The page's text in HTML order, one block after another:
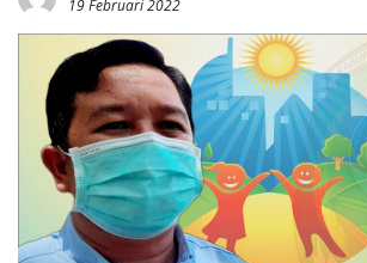
19 Februari 2022